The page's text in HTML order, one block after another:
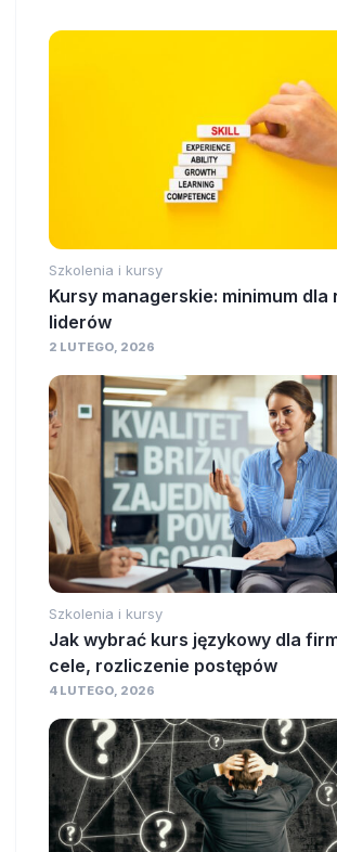
Szkolenia i kursy
Kursy managerskie: minimum dla
liderów
2 LUTEGO, 2026
Szkolenia i kursy
Jak wybrać kurs językowy dla
cele, rozliczenie postępów
4 LUTEGO, 2026